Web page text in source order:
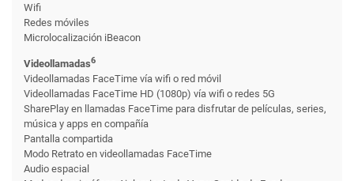
Wifi
Redes móviles
Microlocalización iBeacon
Videollamadas6
Videollamadas FaceTime vía wifi o red móvil
Videollamadas FaceTime HD (1080p) vía wifi o redes 5G
SharePlay en llamadas FaceTime para disfrutar de películas, series,
música y apps en compañía
Pantalla compartida
Modo Retrato en videollamadas FaceTime
Audio espacial